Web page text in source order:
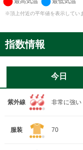
※頂上付近の平年値を表示してい
指数情報
今日
紫外線 非常に強い
服装 70